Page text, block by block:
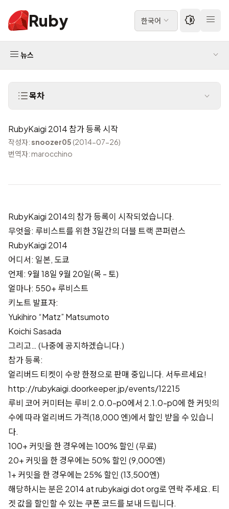
Ruby 한국어
뉴스
목차
RubyKaigi 2014 참가 등록 시작
작성자: snoozer05 (2014-07-26)
번역자: marocchino
RubyKaigi 2014의 참가 등록이 시작되었습니다.
무엇을: 루비스트를 위한 3일간의 더블 트랙 콘퍼런스
RubyKaigi 2014
어디서: 일본, 도쿄
언제: 9월 18일 9월 20일(목 - 토)
얼마나: 550+ 루비스트
키노트 발표자:
Yukihiro “Matz” Matsumoto
Koichi Sasada
그리고… (나중에 공지하겠습니다.)
참가 등록:
얼리버드 티켓이 수량 한정으로 판매 중입니다. 서두르세요!
http://rubykaigi.doorkeeper.jp/events/12215
루비 코어 커미터는 루비 2.0.0-p0에서 2.1.0-p0에 한 커밋의
수에 따라 얼리버드 가격(18,000 엔)에서 할인 받을 수 있습니
다.
100+ 커밋을 한 경우에는 100% 할인 (무료)
20+ 커밋을 한 경우에는 50% 할인 (9,000엔)
1+ 커밋을 한 경우에는 25% 할인 (13,500엔)
해당하시는 분은 2014 at rubykaigi dot org로 연락 주세요. 티
겟 값을 할인할 수 있는 쿠폰 코드를 보내 드립니다.